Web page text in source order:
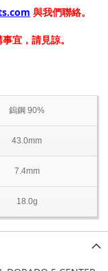
與我們聯絡。
宜，請見諒。
鎢鋼 90%
43.0mm
7.4mm
18.0g